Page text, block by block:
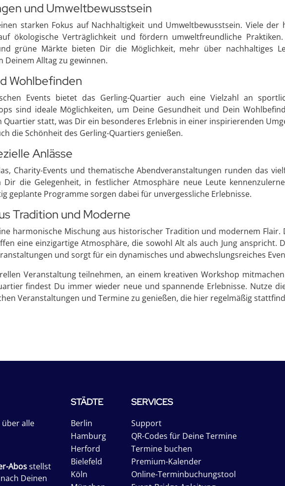
und Umweltbewusstsein
starken Fokus auf Nachhaltigkeit und Umweltbewusstsein. Viele
ökologische Verträglichkeit und fördern umweltfreundliche
grüne Märkte bieten Dir die Möglichkeit, mehr über nachhaltiges
Alltag zu gewinnen.
Wohlbefinden
Events bietet das Gerling-Quartier auch eine Vielzahl an
sind ideale Möglichkeiten, um Deine Gesundheit und Dein
statt, was Dir ein besonderes Erlebnis in einer inspirierenden
die Schönheit des Gerling-Quartiers genießen.
Anlässe
Charity-Events und thematische Abendveranstaltungen runden das
Dir die Gelegenheit, in festlicher Atmosphäre neue Leute
geplante Programme sorgen dabei für unvergessliche Erlebnisse.
Tradition und Moderne
harmonische Mischung aus historischer Tradition und modernem
eine einzigartige Atmosphäre, die sowohl Alt als auch Jung anspricht.
und sorgt für ein dynamisches und abwechslungsreiches
Veranstaltung teilnehmen, an einem kreativen Workshop
findest Du immer wieder neue und spannende Erlebnisse. Nutze
Veranstaltungen und Termine zu genießen, die hier regelmäßig
alle
Abosstellst
Deinen
STÄDTE
Berlin
Hamburg
Herford
Bielefeld
Köln
SERVICES
Support
QR-Codes für Deine Termine
Termine buchen
Premium-Kalender
Online-Terminbuchungstool